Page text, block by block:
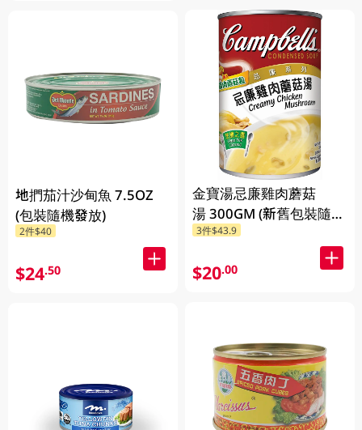
地捫茄汁沙甸魚 7.5OZ
(包裝隨機發放)
2件$40
$24.50
金寶湯忌廉雞肉蘑菇
湯 300GM (新舊包裝隨機
發貨) (包裝隨機發放)
3件$43.9
$20.00